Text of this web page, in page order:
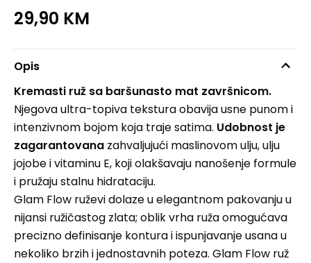
29,90 KM
Opis
Kremasti ruž sa baršunasto mat završnicom.
Njegova ultra-topiva tekstura obavija usne punom i
intenzivnom bojom koja traje satima. Udobnost je
zagarantovana zahvaljujući maslinovom ulju, ulju
jojobe i vitaminu E, koji olakšavaju nanošenje formule
i pružaju stalnu hidrataciju.
Glam Flow ruževi dolaze u elegantnom pakovanju u
nijansi ružičastog zlata; oblik vrha ruža omogućava
precizno definisanje kontura i ispunjavanje usana u
nekoliko brzih i jednostavnih poteza. Glam Flow ruž